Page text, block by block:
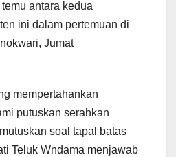
antara kedua
ini dalam pertemuan di
Jumat
mempertahankan
putuskan serahkan
soal tapal batas
Teluk Wndama menjawab